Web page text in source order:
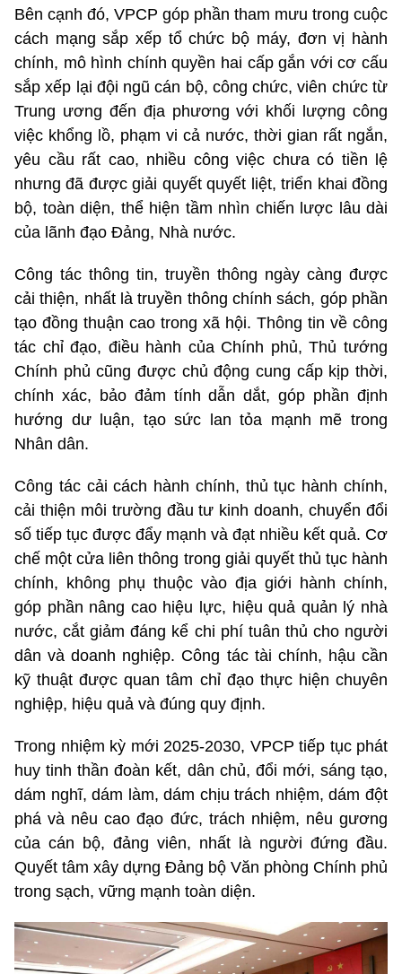
Bên cạnh đó, VPCP góp phần tham mưu trong cuộc
cách mạng sắp xếp tổ chức bộ máy, đơn vị hành
chính, mô hình chính quyền hai cấp gắn với cơ cấu
sắp xếp lại đội ngũ cán bộ, công chức, viên chức từ
Trung ương đến địa phương với khối lượng công
việc khổng lồ, phạm vi cả nước, thời gian rất ngắn,
yêu cầu rất cao, nhiều công việc chưa có tiền lệ
nhưng đã được giải quyết quyết liệt, triển khai đồng
bộ, toàn diện, thể hiện tầm nhìn chiến lược lâu dài
của lãnh đạo Đảng, Nhà nước.
Công tác thông tin, truyền thông ngày càng được
cải thiện, nhất là truyền thông chính sách, góp phần
tạo đồng thuận cao trong xã hội. Thông tin về công
tác chỉ đạo, điều hành của Chính phủ, Thủ tướng
Chính phủ cũng được chủ động cung cấp kịp thời,
chính xác, bảo đảm tính dẫn dắt, góp phần định
hướng dư luận, tạo sức lan tỏa mạnh mẽ trong
Nhân dân.
Công tác cải cách hành chính, thủ tục hành chính,
cải thiện môi trường đầu tư kinh doanh, chuyển đổi
số tiếp tục được đẩy mạnh và đạt nhiều kết quả. Cơ
chế một cửa liên thông trong giải quyết thủ tục hành
chính, không phụ thuộc vào địa giới hành chính,
góp phần nâng cao hiệu lực, hiệu quả quản lý nhà
nước, cắt giảm đáng kể chi phí tuân thủ cho người
dân và doanh nghiệp. Công tác tài chính, hậu cần
kỹ thuật được quan tâm chỉ đạo thực hiện chuyên
nghiệp, hiệu quả và đúng quy định.
Trong nhiệm kỳ mới 2025-2030, VPCP tiếp tục phát
huy tinh thần đoàn kết, dân chủ, đổi mới, sáng tạo,
dám nghĩ, dám làm, dám chịu trách nhiệm, dám đột
phá và nêu cao đạo đức, trách nhiệm, nêu gương
của cán bộ, đảng viên, nhất là người đứng đầu.
Quyết tâm xây dựng Đảng bộ Văn phòng Chính phủ
trong sạch, vững mạnh toàn diện.